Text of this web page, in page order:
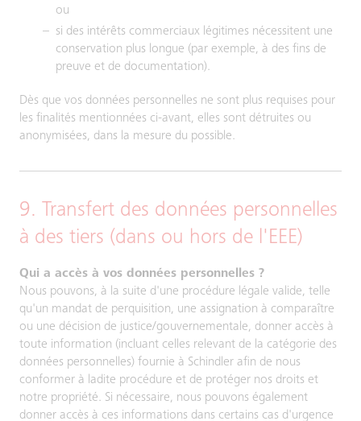
ou
si des intérêts commerciaux légitimes nécessitent une
conservation plus longue (par exemple, à des fins de
preuve et de documentation).
Dès que vos données personnelles ne sont plus requises pour
les finalités mentionnées ci-avant, elles sont détruites ou
anonymisées, dans la mesure du possible.
9. Transfert des données personnelles
à des tiers (dans ou hors de l'EEE)
Qui a accès à vos données personnelles ?
Nous pouvons, à la suite d'une procédure légale valide, telle
qu'un mandat de perquisition, une assignation à comparaître
ou une décision de justice/gouvernementale, donner accès à
toute information (incluant celles relevant de la catégorie des
données personnelles) fournie à Schindler afin de nous
conformer à ladite procédure et de protéger nos droits et
notre propriété. Si nécessaire, nous pouvons également
donner accès à ces informations dans certains cas d'urgence